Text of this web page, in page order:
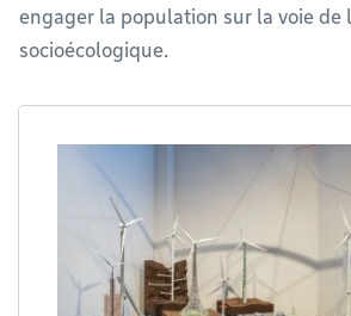
engager la population sur la voie de
socioécologique.